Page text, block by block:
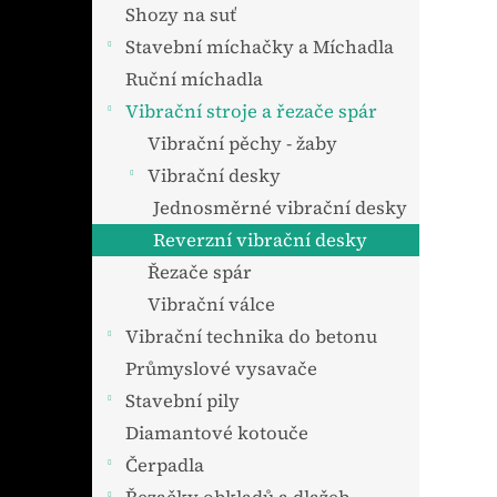
Shozy na suť
Stavební míchačky a Míchadla
Ruční míchadla
Vibrační stroje a řezače spár
Vibrační pěchy - žaby
Vibrační desky
Jednosměrné vibrační desky
Reverzní vibrační desky
Řezače spár
Vibrační válce
Vibrační technika do betonu
Průmyslové vysavače
Stavební pily
Diamantové kotouče
Čerpadla